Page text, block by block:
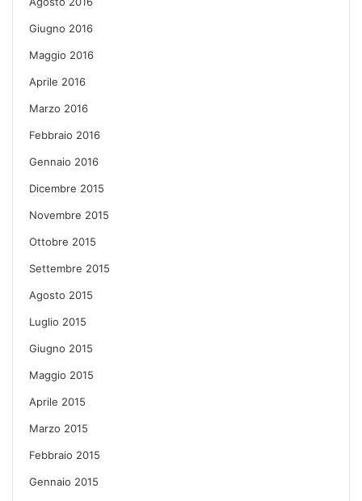
Giugno 2016
Maggio 2016
Aprile 2016
Marzo 2016
Febbraio 2016
Gennaio 2016
Dicembre 2015
Novembre 2015
Ottobre 2015
Settembre 2015
Agosto 2015
Luglio 2015
Giugno 2015
Maggio 2015
Aprile 2015
Marzo 2015
Febbraio 2015
Gennaio 2015